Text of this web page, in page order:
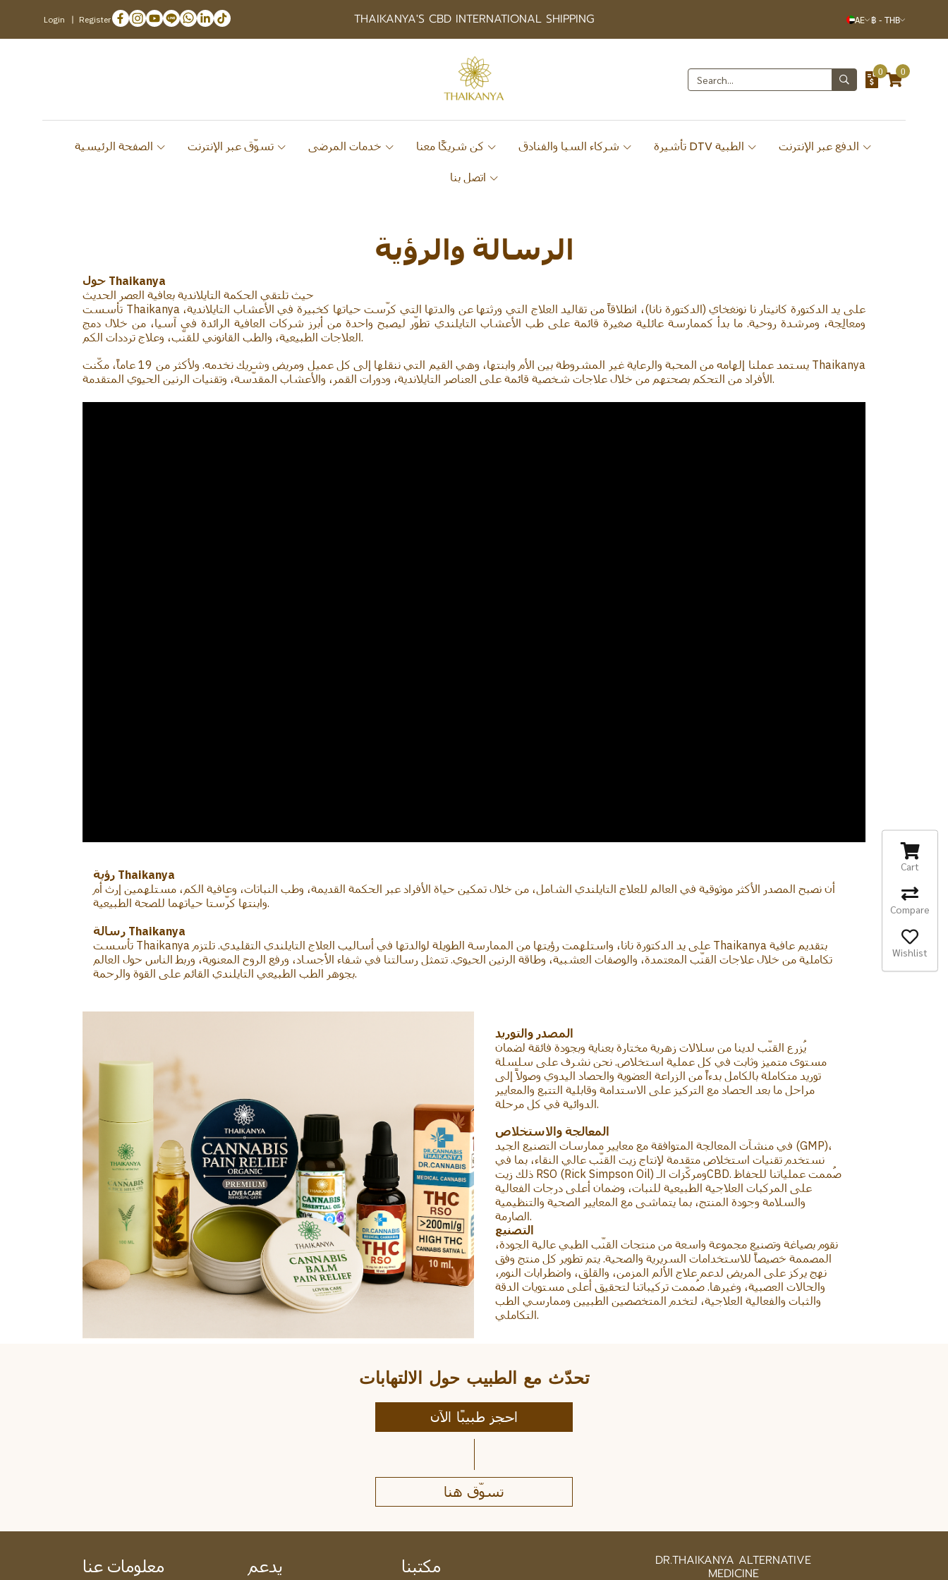
Login Register THAIKANYA'S CBD INTERNATIONAL SHIPPING AE ฿ - THB
0 0
الرسالة والرؤية
حول Thaikanya
حيث تلتقي الحكمة التايلاندية بعافية العصر الحديث
تأسست Thaikanya على يد الدكتورة كانيتار نا نونغخاي (الدكتورة نانا)، انطلاقاً من تقاليد العلاج التي ورثتها عن والدتها التي كرّست حياتها كخبيرة في الأعشاب التايلاندية،
ومعالِجة، ومرشدة روحية. ما بدأ كممارسة عائلية صغيرة قائمة على طب الأعشاب التايلندي تطوّر ليصبح واحدة من أبرز شركات العافية الرائدة في آسيا، من خلال دمج
العلاجات الطبيعية، والطب القانوني للقنّب، وعلاج ترددات الكم.
يستمد عملنا إلهامه من المحبة والرعاية غير المشروطة بين الأم وابنتها، وهي القيم التي ننقلها إلى كل عميل ومريض وشريك نخدمه. ولأكثر من 19 عاماً، مكّنت Thaikanya
الأفراد من التحكم بصحتهم من خلال علاجات شخصية قائمة على العناصر التايلاندية، ودورات القمر، والأعشاب المقدّسة، وتقنيات الرنين الحيوي المتقدمة.
رؤية Thaikanya
أن نصبح المصدر الأكثر موثوقية في العالم للعلاج التايلندي الشامل، من خلال تمكين حياة الأفراد عبر الحكمة القديمة، وطب النباتات، وعافية الكم، مستلهمين إرث أم
وابنتها كرّستا حياتهما للصحة الطبيعية.
رسالة Thaikanya
تأسست Thaikanya على يد الدكتورة نانا، واستلهمت رؤيتها من الممارسة الطويلة لوالدتها في أساليب العلاج التايلندي التقليدي. تلتزم Thaikanya بتقديم عافية
تكاملية من خلال علاجات القنّب المعتمدة، والوصفات العشبية، وطاقة الرنين الحيوي. تتمثل رسالتنا في شفاء الأجساد، ورفع الروح المعنوية، وربط الناس حول العالم
بجوهر الطب الطبيعي التايلندي القائم على القوة والرحمة.
المصدر والتوريد
يُزرع القنّب لدينا من سلالات زهرية مختارة بعناية وبجودة فائقة لضمان
مستوى متميز وثابت في كل عملية استخلاص. نحن نشرف على سلسلة
توريد متكاملة بالكامل بدءاً من الزراعة العضوية والحصاد اليدوي وصولاً إلى
مراحل ما بعد الحصاد مع التركيز على الاستدامة وقابلية التتبع والمعايير
الدوائية في كل مرحلة.
المعالجة والاستخلاص
في منشآت المعالجة المتوافقة مع معايير ممارسات التصنيع الجيد (GMP)،
نستخدم تقنيات استخلاص متقدمة لإنتاج زيت القنّب عالي النقاء، بما في
ذلك زيت RSO (Rick Simpson Oil) ومركّزات الـCBD. صُممت عملياتنا للحفاظ
على المركبات العلاجية الطبيعية للنبات، وضمان أعلى درجات الفعالية
والسلامة وجودة المنتج، بما يتماشى مع المعايير الصحية والتنظيمية
الصارمة.
التصنيع
نقوم بصياغة وتصنيع مجموعة واسعة من منتجات القنّب الطبي عالية الجودة،
المصممة خصيصاً للاستخدامات السريرية والصحية. يتم تطوير كل منتج وفق
نهج يركز على المريض لدعم علاج الألم المزمن، والقلق، واضطرابات النوم،
والحالات العصبية، وغيرها. صُممت تركيباتنا لتحقيق أعلى مستويات الدقة
والثبات والفعالية العلاجية، لتخدم المتخصصين الطبيين وممارسي الطب
التكاملي.
تحدّث مع الطبيب حول الالتهابات
احجز طبيبًا الآن
تسوّق هنا
معلومات عنا يدعم مكتبنا DR.THAIKANYA ALTERNATIVE
MEDICINE
Cart
Compare
Wishlist